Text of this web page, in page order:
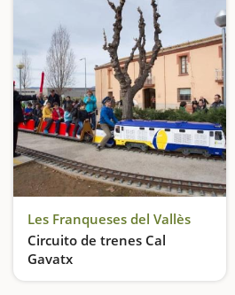
Les Franqueses del Vallès
Circuito de trenes Cal
Gavatx
¡Pasajeros, al tren!